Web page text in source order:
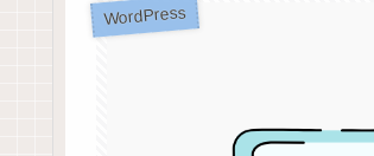
WordPress